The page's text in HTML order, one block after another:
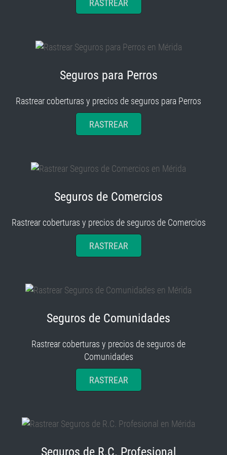
Rastrear coberturas y precios de seguros para Perros
RASTREAR
Rastrear coberturas y precios de seguros de Comercios
RASTREAR
Rastrear coberturas y precios de seguros de
Comunidades
RASTREAR